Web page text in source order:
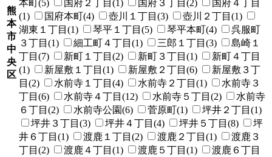
熊
本
市
中
央
区
本町(5) 国府２丁目(1) 国府３丁目(2)
国府４丁目
(1)
国府本町(4) 壺川１丁目(3)
壺川２丁目(1)
湖東１丁目(1)
琴平１丁目(5) 琴平本町(4)
呉服町
３丁目(1)
細工町４丁目(1) 三郎１丁目(3)
島崎１
丁目(7)
新町１丁目(2) 新町３丁目(1)
新町４丁目
(1)
新屋敷１丁目(1) 新屋敷２丁目(6)
新屋敷３丁
目(2)
水前寺１丁目(4) 水前寺２丁目(1)
水前寺３
丁目(6)
水前寺４丁目(12) 水前寺５丁目(2)
水前寺
６丁目(2)
水前寺公園(6) 菅原町(1)
坪井２丁目(1)
坪井３丁目(3)
坪井４丁目(4) 坪井５丁目(8)
坪
井６丁目(1)
渡鹿１丁目(2) 渡鹿２丁目(1)
渡鹿３
丁目(2)
渡鹿４丁目(1) 渡鹿５丁目(1)
渡鹿６丁目